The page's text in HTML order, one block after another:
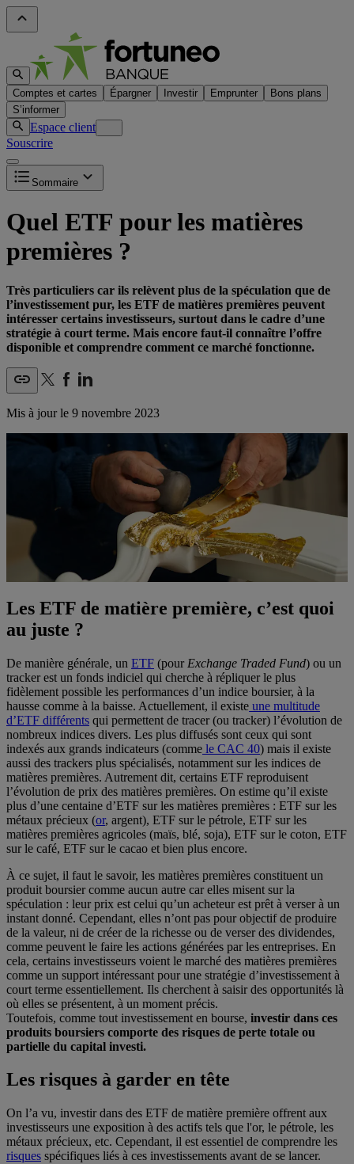
Comptes et cartes Épargner Investir Emprunter
Bons plans
S’informer
Espace client
Souscrire
Sommaire
Quel ETF pour les matières
premières ?
Très particuliers car ils relèvent plus de la spéculation que de
l’investissement pur, les ETF de matières premières peuvent
intéresser certains investisseurs, surtout dans le cadre d’une
stratégie à court terme. Mais encore faut-il connaître l’offre
disponible et comprendre comment ce marché fonctionne.
Mis à jour le 9 novembre 2023
Les ETF de matière première, c’est quoi
au juste ?
De manière générale, un ETF (pour Exchange Traded Fund) ou un
tracker est un fonds indiciel qui cherche à répliquer le plus
fidèlement possible les performances d’un indice boursier, à la
hausse comme à la baisse. Actuellement, il existe une multitude
d’ETF différents qui permettent de tracer (ou tracker) l’évolution de
nombreux indices divers. Les plus diffusés sont ceux qui sont
indexés aux grands indicateurs (comme le CAC 40) mais il existe
aussi des trackers plus spécialisés, notamment sur les indices de
matières premières. Autrement dit, certains ETF reproduisent
l’évolution de prix des matières premières. On estime qu’il existe
plus d’une centaine d’ETF sur les matières premières : ETF sur les
métaux précieux (or, argent), ETF sur le pétrole, ETF sur les
matières premières agricoles (maïs, blé, soja), ETF sur le coton, ETF
sur le café, ETF sur le cacao et bien plus encore.
À ce sujet, il faut le savoir, les matières premières constituent un
produit boursier comme aucun autre car elles misent sur la
spéculation : leur prix est celui qu’un acheteur est prêt à verser à un
instant donné. Cependant, elles n’ont pas pour objectif de produire
de la valeur, ni de créer de la richesse ou de verser des dividendes,
comme peuvent le faire les actions générées par les entreprises. En
cela, certains investisseurs voient le marché des matières premières
comme un support intéressant pour une stratégie d’investissement à
court terme essentiellement. Ils cherchent à saisir des opportunités là
où elles se présentent, à un moment précis.
Toutefois, comme tout investissement en bourse, investir dans ces
produits boursiers comporte des risques de perte totale ou
partielle du capital investi.
Les risques à garder en tête
On l’a vu, investir dans des ETF de matière première offrent aux
investisseurs une exposition à des actifs tels que l'or, le pétrole, les
métaux précieux, etc. Cependant, il est essentiel de comprendre les
risques spécifiques liés à ces investissements avant de se lancer.